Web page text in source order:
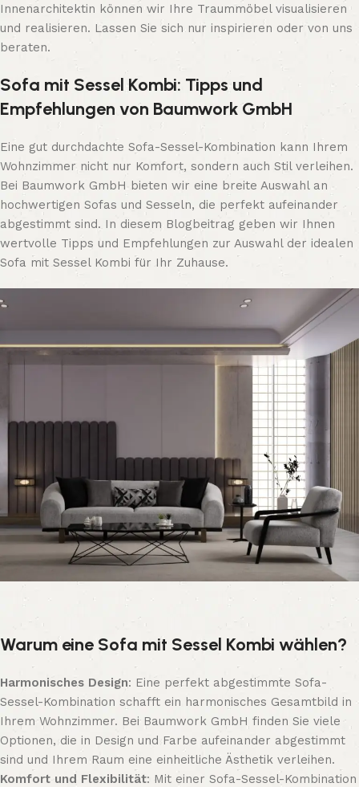
Innenarchitektin können wir Ihre Traummöbel visualisieren
und realisieren. Lassen Sie sich nur inspirieren oder von uns
beraten.
Sofa mit Sessel Kombi: Tipps und
Empfehlungen von Baumwork GmbH
Eine gut durchdachte Sofa-Sessel-Kombination kann Ihrem
Wohnzimmer nicht nur Komfort, sondern auch Stil verleihen.
Bei Baumwork GmbH bieten wir eine breite Auswahl an
hochwertigen Sofas und Sesseln, die perfekt aufeinander
abgestimmt sind. In diesem Blogbeitrag geben wir Ihnen
wertvolle Tipps und Empfehlungen zur Auswahl der idealen
Sofa mit Sessel Kombi für Ihr Zuhause.
Warum eine Sofa mit Sessel Kombi wählen?
Harmonisches Design: Eine perfekt abgestimmte Sofa-
Sessel-Kombination schafft ein harmonisches Gesamtbild in
Ihrem Wohnzimmer. Bei Baumwork GmbH finden Sie viele
Optionen, die in Design und Farbe aufeinander abgestimmt
sind und Ihrem Raum eine einheitliche Ästhetik verleihen.
Komfort und Flexibilität: Mit einer Sofa-Sessel-Kombination